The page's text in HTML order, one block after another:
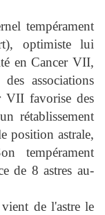
tempérament
optimiste lui
en Cancer VII,
associations
VII favorise des
rétablissement
position astrale,
tempérament
de 8 astres au-
de l'astre le